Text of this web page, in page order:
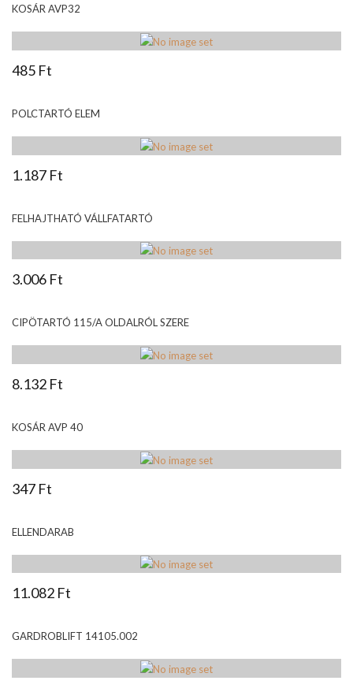
KOSÁR AVP32
485 Ft
POLCTARTÓ ELEM
1.187 Ft
FELHAJTHATÓ VÁLLFATARTÓ
3.006 Ft
CIPÖTARTÓ 115/A OLDALRÓL SZERE
8.132 Ft
KOSÁR AVP 40
347 Ft
ELLENDARAB
11.082 Ft
GARDROBLIFT 14105.002